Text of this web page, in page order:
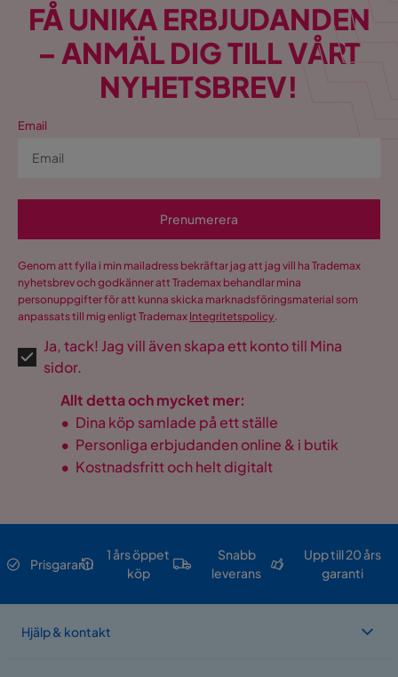
FÅ UNIKA ERBJUDANDEN
– ANMÄL DIG TILL VÅRT
NYHETSBREV!
Email
Prenumerera
Genom att fylla i min mailadress bekräftar jag att jag vill ha Trademax
nyhetsbrev och godkänner att Trademax behandlar mina
personuppgifter för att kunna skicka marknadsföringsmaterial som
anpassats till mig enligt Trademax Integritetspolicy.
Ja, tack! Jag vill även skapa ett konto till Mina
sidor.
Allt detta och mycket mer:
• Dina köp samlade på ett ställe
• Personliga erbjudanden online & i butik
• Kostnadsfritt och helt digitalt
Prisgaranti
1 års öppet
köp
Snabb
leverans
Upp till 20 års
garanti
Hjälp & kontakt